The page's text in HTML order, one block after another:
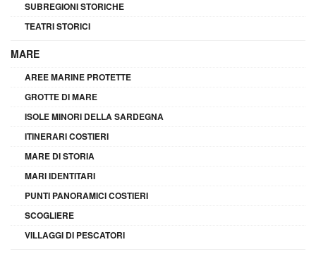
SUBREGIONI STORICHE
TEATRI STORICI
MARE
AREE MARINE PROTETTE
GROTTE DI MARE
ISOLE MINORI DELLA SARDEGNA
ITINERARI COSTIERI
MARE DI STORIA
MARI IDENTITARI
PUNTI PANORAMICI COSTIERI
SCOGLIERE
VILLAGGI DI PESCATORI